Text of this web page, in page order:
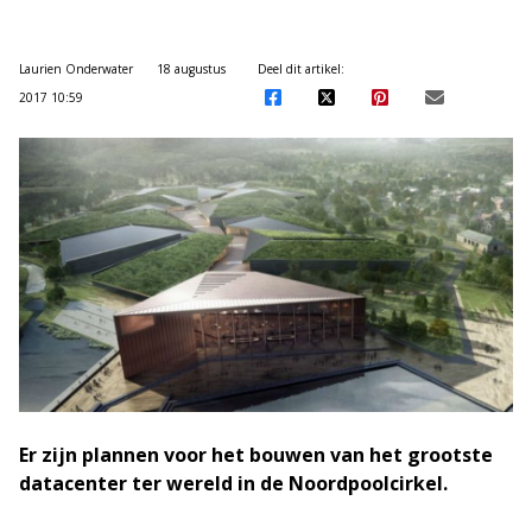
Laurien Onderwater
18 augustus
2017 10:59
Deel dit artikel:
Er zijn plannen voor het bouwen van het grootste
datacenter ter wereld in de Noordpoolcirkel.